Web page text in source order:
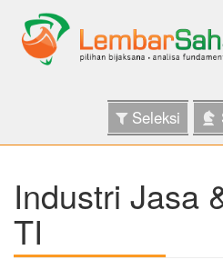
Seleksi
Industri Jasa
TI